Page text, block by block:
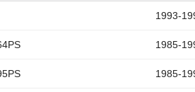
1993-
1985-
1985-